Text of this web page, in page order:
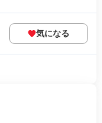
気になる